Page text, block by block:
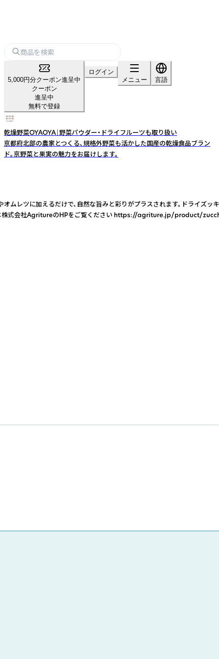
5,000円分クーポン進呈中
クーポン
進呈中
無料で登録
ログイン
メニュー
言語
乾燥野菜OYAOYA｜野菜パウダー・ドライフルーツも取り扱い
京都府北部の農家とつくる、規格外野菜も活かした国産の乾燥食品ブラン
ド。京野菜と果実の魅力をお届けします。
に加えるだけで、自然な旨みと彩りがプラスされます。ドライ
ーニは株式会社AgritureのHPをご覧ください https://agriture.jp/product/